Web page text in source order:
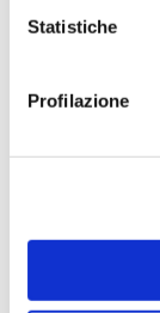
Statistiche
Profilazione
Già dosato
Indietro